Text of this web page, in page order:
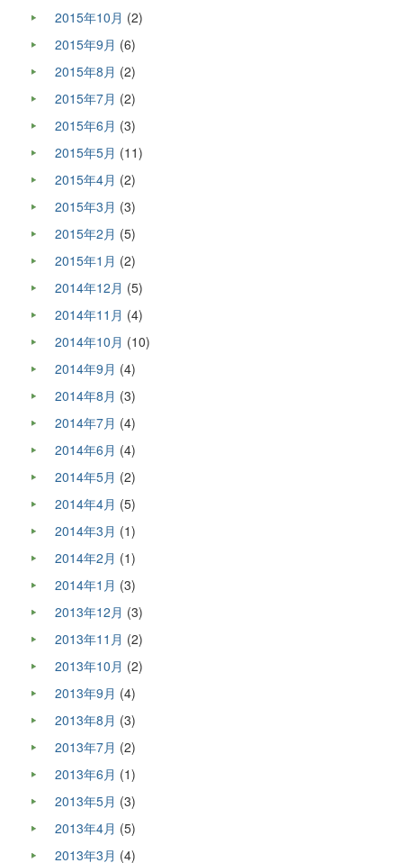
2015年10月 (2)
2015年9月 (6)
2015年8月 (2)
2015年7月 (2)
2015年6月 (3)
2015年5月 (11)
2015年4月 (2)
2015年3月 (3)
2015年2月 (5)
2015年1月 (2)
2014年12月 (5)
2014年11月 (4)
2014年10月 (10)
2014年9月 (4)
2014年8月 (3)
2014年7月 (4)
2014年6月 (4)
2014年5月 (2)
2014年4月 (5)
2014年3月 (1)
2014年2月 (1)
2014年1月 (3)
2013年12月 (3)
2013年11月 (2)
2013年10月 (2)
2013年9月 (4)
2013年8月 (3)
2013年7月 (2)
2013年6月 (1)
2013年5月 (3)
2013年4月 (5)
2013年3月 (4)